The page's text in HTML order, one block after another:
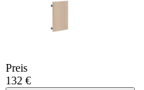
Preis
132 €